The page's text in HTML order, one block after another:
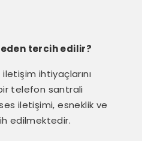
tercih edilir?
ihtiyaçlarını
telefon santrali
iletişimi, esneklik ve
edilmektedir.